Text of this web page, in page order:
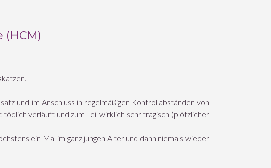
(HCM)
und im Anschluss in regelmäßigen Kontrollabständen von
verläuft und zum Teil wirklich sehr tragisch (plötzlicher
ein Mal im ganz jungen Alter und dann niemals wieder